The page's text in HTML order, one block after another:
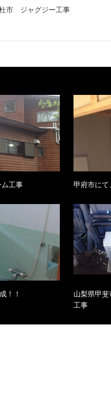
市 ジャグジー工事
工事 甲府市に
！！
山梨県甲
工事